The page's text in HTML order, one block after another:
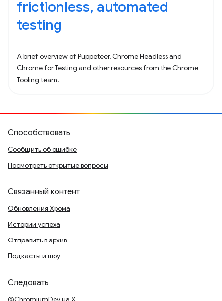
frictionless, automated
testing
A brief overview of Puppeteer, Chrome Headless and
Chrome for Testing and other resources from the Chrome
Tooling team.
Способствовать
Сообщить об ошибке
Посмотреть открытые вопросы
Связанный контент
Обновления Хрома
Истории успеха
Отправить в архив
Подкасты и шоу
Следовать
@ChromiumDev на X